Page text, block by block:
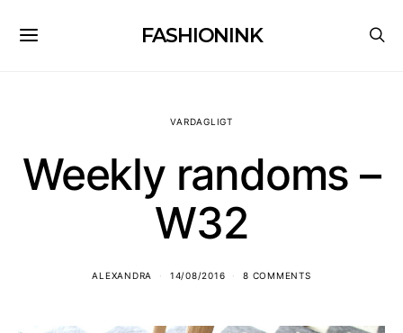
FASHIONINK
VARDAGLIGT
Weekly randoms –
W32
ALEXANDRA 14/08/2016 8 COMMENTS